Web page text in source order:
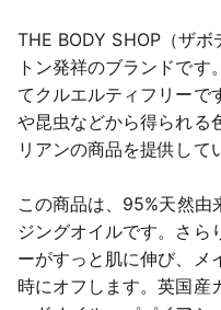
THE BODY SHOP（ザボ
トン発祥のブランドで
てクルエルティフリーで
や昆虫などから得られる
リアンの商品を提供して
この商品は、95%天然由
ジングオイルです。さら
ーがすっと肌に伸び、メ
時にオフします。英国産